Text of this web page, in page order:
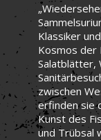
Klassiker
Kosmos der
Salatblätter,
zwischen
erfinden sie
Kunst des
und Trübsal